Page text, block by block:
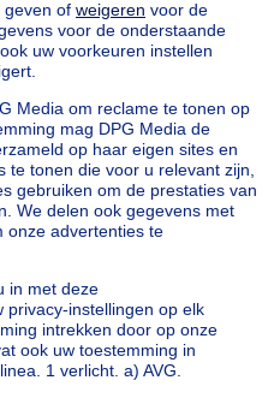
Huis te koop Frankrijk
Huis te koop Italië
Huis te koop Nederland
huis te koop
te huur
met slaapkamers
slaapkamers Oostende
Stene
Deurne